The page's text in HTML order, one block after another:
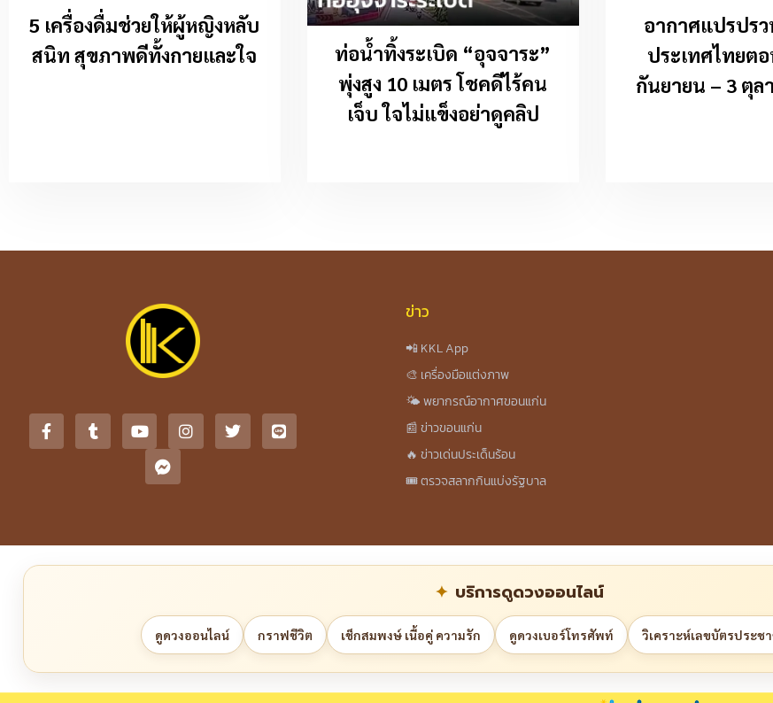
5 เครื่องดื่มช่วยให้ผู้หญิงหลับ
สนิท สุขภาพดีทั้งกายและใจ
ท่อน้ำทิ้งระเบิด “อุจจาระ”
พุ่งสูง 10 เมตร โชคดีไร้คน
เจ็บ ใจไม่แข็งอย่าดูคลิป
อากาศแปรปร
ประเทศไทยต
กันยายน – 3 ตุล
ข่าว
📲 KKL App
🎨 เครื่องมือแต่งภาพ
🌤️ พยากรณ์อากาศขอนแก่น
📰 ข่าวขอนแก่น
🔥 ข่าวเด่นประเด็นร้อน
🎟️ ตรวจสลากกินแบ่งรัฐบาล
บริการดูดวงออนไลน์
ดูดวงออนไลน์ กราฟชีวิต เช็กสมพงษ์ เนื้อคู่ ความรัก ดูดวงเบอร์โทรศัพท์ วิเคราะห์เลขบัตรประช